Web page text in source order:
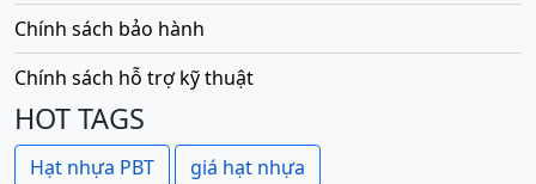
Chính sách bảo hành
Chính sách hỗ trợ kỹ thuật
HOT TAGS
Hạt nhựa PBT giá hạt nhựa